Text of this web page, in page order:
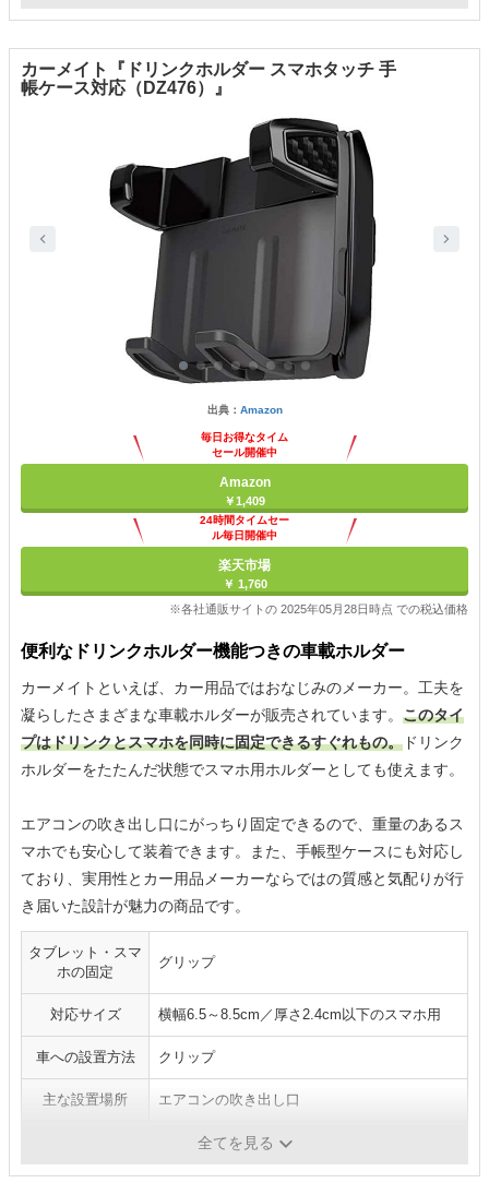
カーメイト『ドリンクホルダー スマホタッチ 手
帳ケース対応（DZ476）』
出典： Amazon
毎日お得なタイム
セール開催中
Amazon
￥1,409
24時間タイムセー
ル毎日開催中
楽天市場
￥ 1,760
※各社通販サイトの 2025年05月28日時点 での税込価格
便利なドリンクホルダー機能つきの車載ホルダー
カーメイトといえば、カー用品ではおなじみのメーカー。工夫を
凝らしたさまざまな車載ホルダーが販売されています。 このタイ
プはドリンクとスマホを同時に固定できるすぐれもの。 ドリンク
ホルダーをたたんだ状態でスマホ用ホルダーとしても使えます。
エアコンの吹き出し口にがっちり固定できるので、重量のあるス
マホでも安心して装着できます。また、手帳型ケースにも対応し
ており、実用性とカー用品メーカーならではの質感と気配りが行
き届いた設計が魅力の商品です。
タブレット・スマ
ホの固定
グリップ
対応サイズ 横幅6.5～8.5cm／厚さ2.4cm以下のスマホ用
車への設置方法 クリップ
主な設置場所 エアコンの吹き出し口
全てを見る